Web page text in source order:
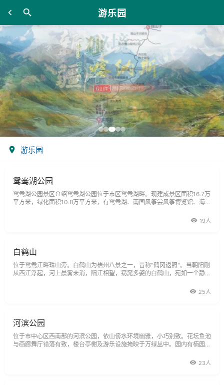
游乐园
游乐园
鸳鸯湖公园
鸳鸯湖公园景区介绍鸳鸯湖公园位于市区鸳鸯湖畔。现建成景区面积16.7万
平方米，绿化面积10.8万平方米，有鸳鸯湖、南国风筝尝风筝博览馆、海鸥
大人工湖，为天然的气温调节湖。鸳鸯湖湖水清澈，湖岸杨柳垂堤，楼台阁
19人
白鹤山
位于鸳鸯江畔珠山旁。白鹤山为梧州八景之一，昔称"鹤冈返照"。当朝阳刚
从西江浮起，河上晨雾未消，隔江相望，窈窕多姿的白鹤山，宛如一个静卧
象一个花容月貌的女郎对镜梳妆。清光绪二十三年(1897年)梧州辟为通商口
25人
河滨公园
位于市中心区西南部的河滨公园，依山傍水环境幽雅，小巧别致。花坛鱼池
与画廊舞厅错落有致，楼台亭榭及游乐设施掩映于万绿丛中。园内有楠园，
趣。园中的儿童游乐园是孩子们的欢乐世界。这里是游人品茗对弈、垂钓游
23人